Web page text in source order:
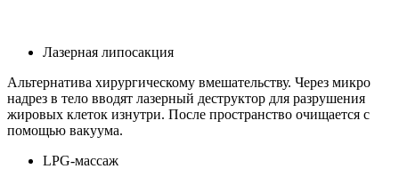
Лазерная липосакция
Альтернатива хирургическому вмешательству. Через микро
надрез в тело вводят лазерный деструктор для разрушения
жировых клеток изнутри. После пространство очищается с
помощью вакуума.
LPG-массаж